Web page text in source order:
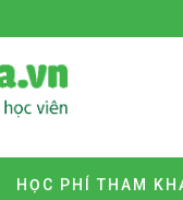
HỌC PHÍ THAM